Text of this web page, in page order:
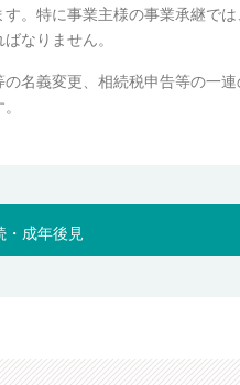
す。特に事業主様の事業承継で
なりません。
名義変更、相続税申告等の一
・成年後見